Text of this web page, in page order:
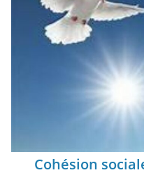
Cohésion